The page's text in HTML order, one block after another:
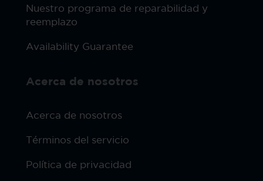
Acerca de nosotros
Acerca de nosotros
Términos del servicio
Política de privacidad
Nuestro programa de reparabilidad y
reemplazo
Availability Guarantee